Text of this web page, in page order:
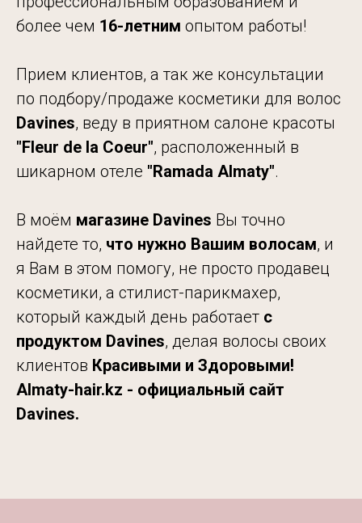
более чем 16-летним опытом работы!
Прием клиентов, а так же консультации
по подбору/продаже косметики для волос
Davines, веду в приятном салоне красоты
"Fleur de la Coeur", расположенный в
шикарном отеле "Ramada Almaty".
В моём магазине Davines Вы точно
найдете то, что нужно Вашим волосам, и
я Вам в этом помогу, не просто продавец
косметики, а стилист-парикмахер,
который каждый день работает с
продуктом Davines, делая волосы своих
клиентов Красивыми и Здоровыми!
Almaty-hair.kz - официальный сайт
Davines.